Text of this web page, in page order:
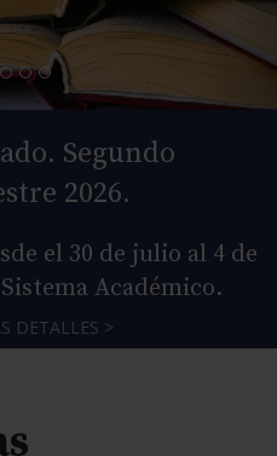
Segundo
2026.
el 30 de julio al 4 de
Académico.
DETALLES >